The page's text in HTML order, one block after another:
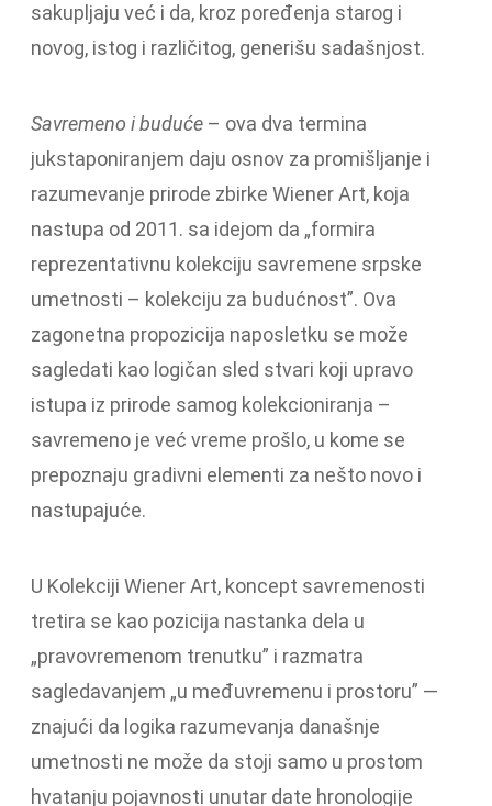
sakupljaju već i da, kroz poređenja starog i
novog, istog i različitog, generišu sadašnjost.
Savremeno i buduće – ova dva termina
jukstaponiranjem daju osnov za promišljanje i
razumevanje prirode zbirke Wiener Art, koja
nastupa od 2011. sa idejom da „formira
reprezentativnu kolekciju savremene srpske
umetnosti – kolekciju za budućnost”. Ova
zagonetna propozicija naposletku se može
sagledati kao logičan sled stvari koji upravo
istupa iz prirode samog kolekcioniranja –
savremeno je već vreme prošlo, u kome se
prepoznaju gradivni elementi za nešto novo i
nastupajuće.
U Kolekciji Wiener Art, koncept savremenosti
tretira se kao pozicija nastanka dela u
„pravovremenom trenutku” i razmatra
sagledavanjem „u međuvremenu i prostoru” —
znajući da logika razumevanja današnje
umetnosti ne može da stoji samo u prostom
hvatanju pojavnosti unutar date hronologije